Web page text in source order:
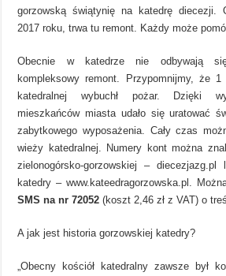
gorzowską świątynię na katedrę diecezji.
2017 roku, trwa tu remont. Każdy może
Obecnie w katedrze nie odbywają
kompleksowy remont. Przypomnijmy, że
katedralnej wybuchł pożar. Dzięki
mieszkańców miasta udało się uratować
zabytkowego wyposażenia. Cały czas
wieży katedralnej. Numery kont można
zielonogórsko-gorzowskiej – diecezjazg.pl
katedry – www.kateedragorzowska.pl.
SMS na nr 72052 (koszt 2,46 zł z VAT) o
A jak jest historia gorzowskiej katedry?
„Obecny kościół katedralny zawsze był